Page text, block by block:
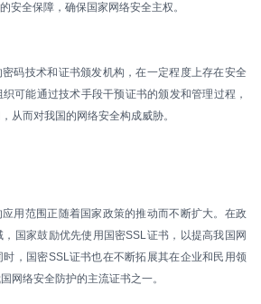
安全保障，确保国家网络安全主权。
码技术和证书颁发机构，在一定程度上存在安全
可能通过技术手段干预证书的颁发和管理过程，
从而对我国的网络安全构成威胁。
用范围正随着国家政策的推动而不断扩大。在政
国家鼓励优先使用国密SSL证书，以提高我国网
，国密SSL证书也在不断拓展其在企业和民用领
网络安全防护的主流证书之一。